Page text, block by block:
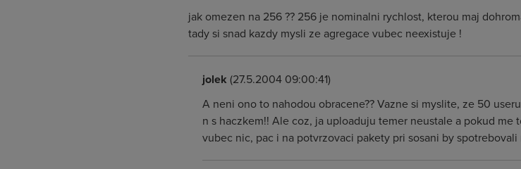
jak omezen na 256 ?? 256 je nominalni rychlost, kterou maj
tady si snad kazdy mysli ze agregace vubec neexistuje !
jolek (27.5.2004 09:00:41)
A neni ono to nahodou obracene?? Vazne si myslite, ze 50
n s haczkem!! Ale coz, ja uploaduju temer neustale a pokud
vubec nic, pac i na potvrzovaci pakety pri sosani by